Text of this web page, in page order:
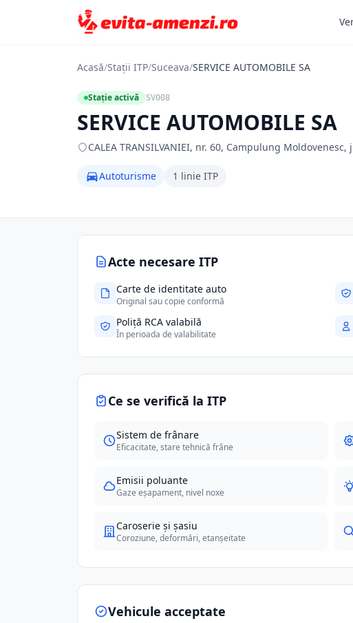
Acasă/Stații ITP/Suceava/SERVICE AUTOMOBILE SA
Stație activă SV008
SERVICE AUTOMOBILE SA
CALEA TRANSILVANIEI, nr. 60, Campulung
Autoturisme 1 linie ITP
Acte necesare ITP
Carte de identitate auto
Original sau copie conformă
Poliță RCA valabilă
În perioada de valabilitate
Ce se verifică la ITP
Sistem de frânare
Eficacitate, stare tehnică frâne
Emisii poluante
Gaze eșapament, nivel noxe
Caroserie și șasiu
Coroziune, deformări, etanșeitate
Vehicule acceptate